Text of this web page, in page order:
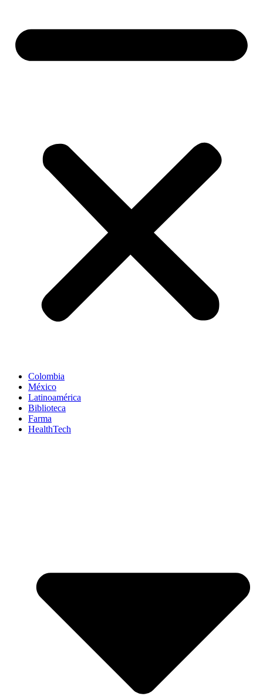
Colombia
México
Latinoamérica
Biblioteca
Farma
HealthTech